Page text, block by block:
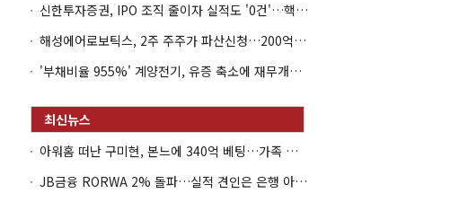
신한투자증권, IPO 조직 줄이자 실적도 '0건'…핵심 인력까지 이탈
해성에어로보틱스, 2주 주주가 파산신청…200억 CB 분쟁 확산
'부채비율 955%' 계양전기, 유증 축소에 재무개선 효과 '뚝'
아워홈 떠난 구미현, 본느에 340억 베팅…가족 지배체제 구축
JB금융 RORWA 2% 돌파…실적 견인은 은행 아닌 캐피탈